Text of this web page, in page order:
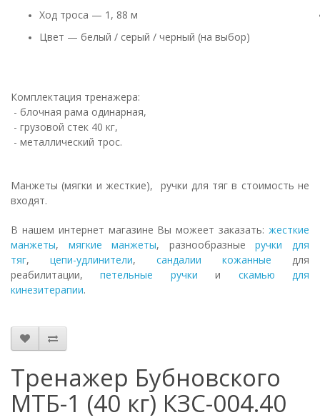
Ход троса — 1, 88 м
Цвет — белый / серый / черный (на выбор)
Комплектация тренажера:
- блочная рама одинарная,
- грузовой стек 40 кг,
- металлический трос.
Манжеты (мягки и жесткие), ручки для тяг в стоимость не
входят.
В нашем интернет магазине Вы можеет заказать: жесткие
манжеты, мягкие манжеты, разнообразныеручки для
тяг, цепи-удлинители, сандалии кожанные для
реабилитации,петельные ручки и скамью для
кинезитерапии.
Тренажер Бубновского
МТБ-1 (40 кг) КЗС-004.40